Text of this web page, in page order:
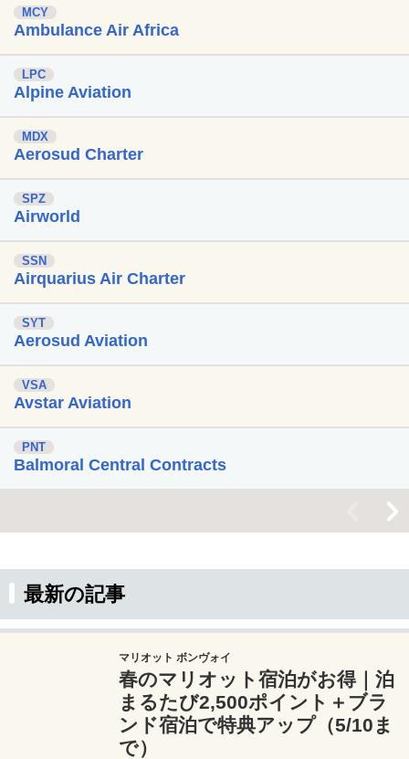
MCY
Ambulance Air Africa
LPC
Alpine Aviation
MDX
Aerosud Charter
SPZ
Airworld
SSN
Airquarius Air Charter
SYT
Aerosud Aviation
VSA
Avstar Aviation
PNT
Balmoral Central Contracts
最新の記事
マリオット ボンヴォイ
春のマリオット宿泊がお得｜泊
まるたび2,500ポイント＋ブラ
ンド宿泊で特典アップ（5/10ま
で）